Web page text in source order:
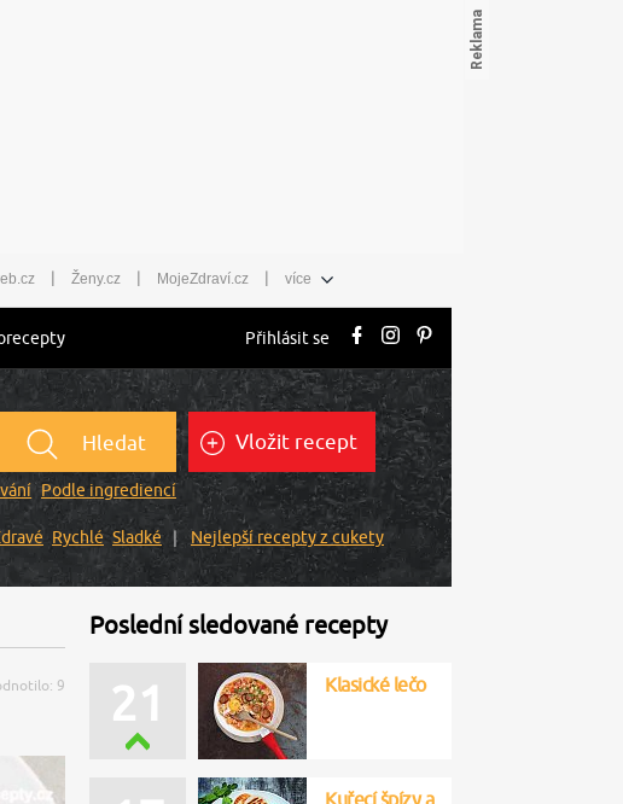
| Ženy.cz | MojeZdraví.cz | více
Přihlásit se
Hledat
Podle ingrediencí
Vložit recept
Rychlé Sladké
Nejlepší recepty z cukety
9
Poslední sledované recepty
21 Klasické lečo
Kuřecí špízy a